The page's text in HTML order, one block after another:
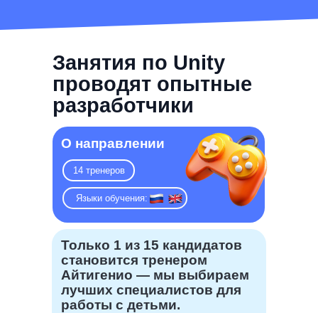
Занятия по Unity
проводят опытные
разработчики
Только 1 из 15 кандидатов
становится тренером
Айтигенио — мы выбираем
лучших специалистов для
работы с детьми.
14 тренеров
Языки обучения: ru ruu
О направлении